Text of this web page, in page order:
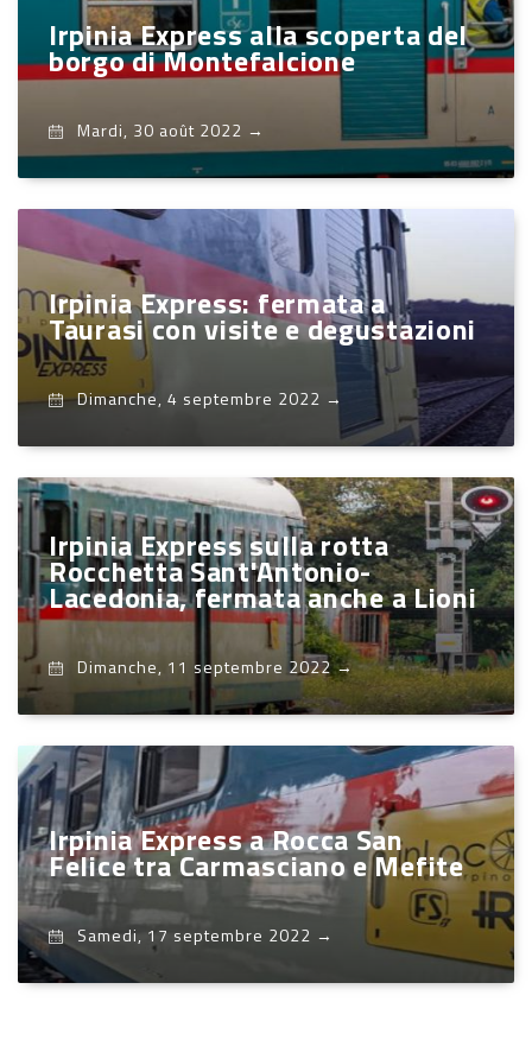
Irpinia Express alla scoperta del
borgo di Montefalcione
Mardi, 30 août 2022 →
Irpinia Express: fermata a
Taurasi con visite e degustazioni
Dimanche, 4 septembre 2022 →
Irpinia Express sulla rotta
Rocchetta Sant'Antonio-
Lacedonia, fermata anche a Lioni
Dimanche, 11 septembre 2022→
Irpinia Express a Rocca San
Felice tra Carmasciano e Mefite
Samedi, 17 septembre 2022 →